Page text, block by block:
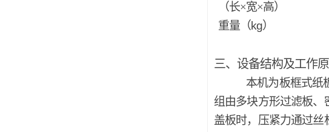
（长×宽×高）
重量（kg）
三、设备结构及工作
本机为板框式纸
组由多块方形过滤板
盖板时，压紧力通过